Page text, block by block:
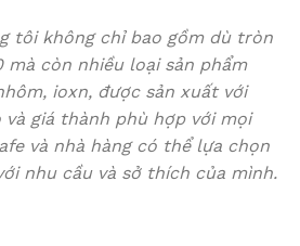
tôi không chỉ bao gồm dù tròn
còn nhiều loại sản phẩm
ioxn, được sản xuất với
giá thành phù hợp với mọi
và nhà hàng có thể lựa chọn
nhu cầu và sở thích của mình.